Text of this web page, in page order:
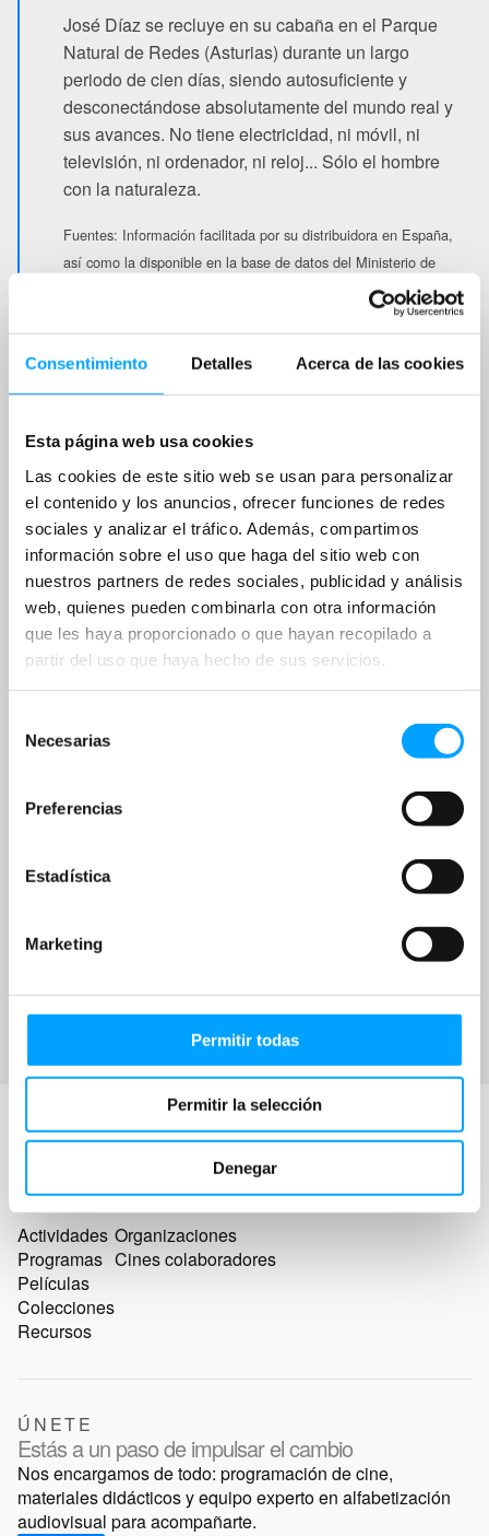
Consentimiento Detalles Acerca de las cookies
Esta página web usa cookies
Las cookies de este sitio web se usan para personalizar
el contenido y los anuncios, ofrecer funciones de redes
sociales y analizar el tráfico. Además, compartimos
información sobre el uso que haga del sitio web con
nuestros partners de redes sociales, publicidad y análisis
web, quienes pueden combinarla con otra información
que les haya proporcionado o que hayan recopilado a
partir del uso que haya hecho de sus servicios.
Necesarias
Preferencias
Estadística
Marketing
Permitir todas
Permitir la selección
Denegar
José Díaz se recluye en su cabaña en el Parque
Natural de Redes (Asturias) durante un largo
periodo de cien días, siendo autosuficiente y
desconectándose absolutamente del mundo real y
sus avances. No tiene electricidad, ni móvil, ni
televisión, ni ordenador, ni reloj... Sólo el hombre
con la naturaleza.
Fuentes: Información facilitada por su distribuidora en España,
así como la disponible en la base de datos del Ministerio de
Actividades
Programas
Películas
Colecciones
Recursos
Organizaciones
Cines colaboradores
ÚNETE
Estás a un paso de impulsar el cambio
Nos encargamos de todo: programación de cine,
materiales didácticos y equipo experto en alfabetización
audiovisual para acompañarte.